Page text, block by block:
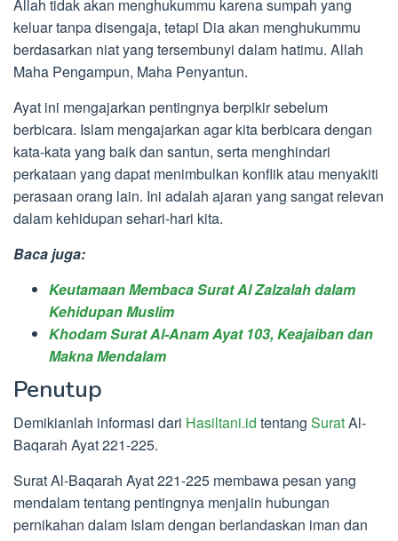
Allah tidak akan menghukummu karena sumpah yang
keluar tanpa disengaja, tetapi Dia akan menghukummu
berdasarkan niat yang tersembunyi dalam hatimu. Allah
Maha Pengampun, Maha Penyantun.
Ayat ini mengajarkan pentingnya berpikir sebelum
berbicara. Islam mengajarkan agar kita berbicara dengan
kata-kata yang baik dan santun, serta menghindari
perkataan yang dapat menimbulkan konflik atau menyakiti
perasaan orang lain. Ini adalah ajaran yang sangat relevan
dalam kehidupan sehari-hari kita.
Baca juga:
Keutamaan Membaca Surat Al Zalzalah dalam
Kehidupan Muslim
Khodam Surat Al-Anam Ayat 103, Keajaiban dan
Makna Mendalam
Penutup
Demikianlah informasi dari Hasiltani.id tentang SuratAl-
Baqarah Ayat 221-225.
Surat Al-Baqarah Ayat 221-225 membawa pesan yang
mendalam tentang pentingnya menjalin hubungan
pernikahan dalam Islam dengan berlandaskan iman dan